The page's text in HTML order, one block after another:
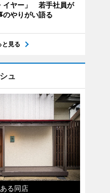
イヤー」 若手社員が
のやりがい語る
と見る
ュ
る同店